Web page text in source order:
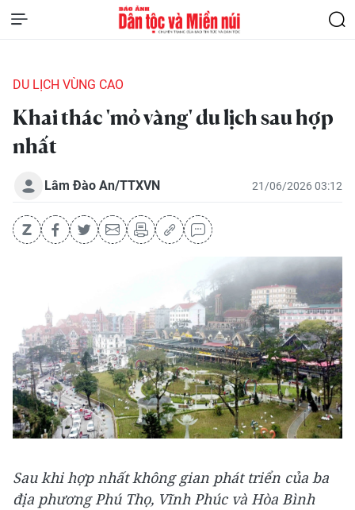
DU LỊCH VÙNG CAO
Khai thác 'mỏ vàng' du lịch sau hợp
nhất
Lâm Đào An/TTXVN 21/06/2026 03:12
Sau khi hợp nhất không gian phát triển của ba
địa phương Phú Thọ, Vĩnh Phúc và Hòa Bình